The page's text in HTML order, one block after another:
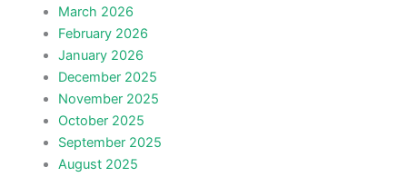
March 2026
February 2026
January 2026
December 2025
November 2025
October 2025
September 2025
August 2025